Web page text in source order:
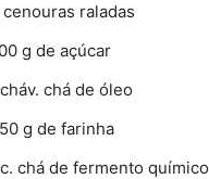
raladas
g de açúcar
chá de óleo
g de farinha
chá de fermento químico